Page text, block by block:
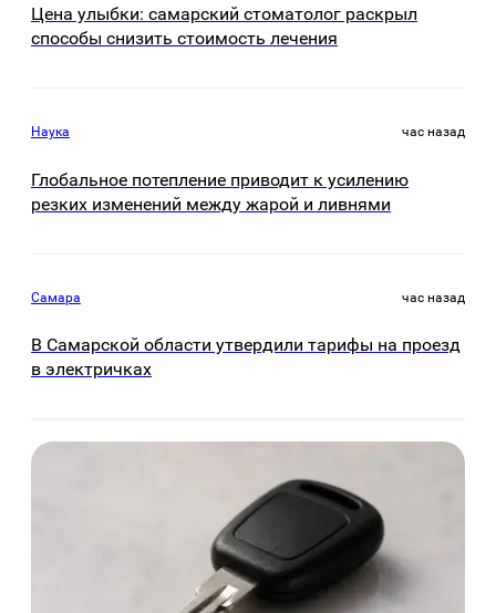
Цена улыбки: самарский стоматолог раскрыл
способы снизить стоимость лечения
Наука час назад
Глобальное потепление приводит к усилению
резких изменений между жарой и ливнями
Самара час назад
В Самарской области утвердили тарифы на проезд
в электричках